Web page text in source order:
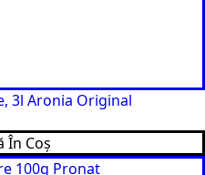
3l Aronia Original
În Coș